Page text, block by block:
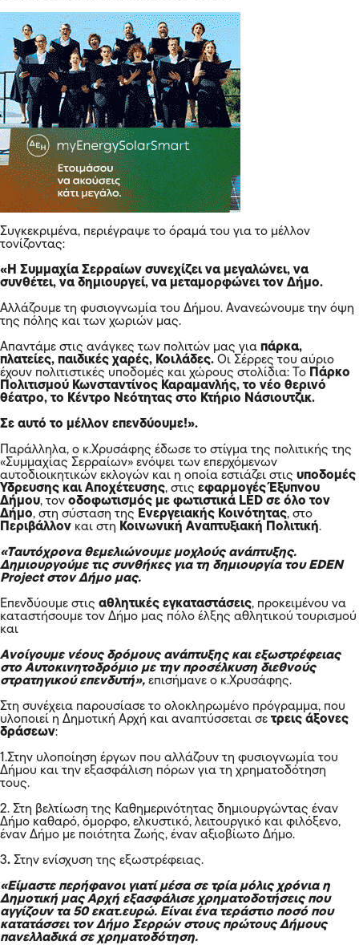
Συγκεκριμένα, περιέγραψε το όραμά του για το μέλλον
τονίζοντας:
«Η Συμμαχία Σερραίων συνεχίζει να μεγαλώνει, να
συνθέτει, να δημιουργεί, να μεταμορφώνει τον Δήμο.
Αλλάζουμε τη φυσιογνωμία του Δήμου. Ανανεώνουμε την όψη
της πόλης και των χωριών μας.
Απαντάμε στις ανάγκες των πολιτών μας για πάρκα,
πλατείες, παιδικές χαρές, Κοιλάδες. Οι Σέρρες του αύριο
έχουν πολιτιστικές υποδομές και χώρους στολίδια: Το Πάρκο
Πολιτισμού Κωνσταντίνος Καραμανλής, το νέο θερινό
θέατρο, το Κέντρο Νεότητας στο Κτήριο Νάσιουτζικ.
Σε αυτό το μέλλον επενδύουμε!».
Παράλληλα, ο κ.Χρυσάφης έδωσε το στίγμα της πολιτικής της
«Συμμαχίας Σερραίων» ενόψει των επερχόμενων
αυτοδιοικητικών εκλογών και η οποία εστιάζει στις υποδομές
Ύδρευσης και Αποχέτευσης, στις εφαρμογές Έξυπνου
Δήμου, τον οδοφωτισμός με φωτιστικά LED σε όλο τον
Δήμο, στη σύσταση της Ενεργειακής Κοινότητας, στο
Περιβάλλον και στη Κοινωνική Αναπτυξιακή Πολιτική.
«Ταυτόχρονα θεμελιώνουμε μοχλούς ανάπτυξης.
Δημιουργούμε τις συνθήκες για τη δημιουργία του EDEN
Project στον Δήμο μας.
Επενδύουμε στις αθλητικές εγκαταστάσεις, προκειμένου να
καταστήσουμε τον Δήμο μας πόλο έλξης αθλητικού τουρισμού
και
Ανοίγουμε νέους δρόμους ανάπτυξης και εξωστρέφειας
στο Αυτοκινητοδρόμιο με την προσέλκυση διεθνούς
στρατηγικού επενδυτή», επισήμανε ο κ.Χρυσάφης.
Στη συνέχεια παρουσίασε το ολοκληρωμένο πρόγραμμα, που
υλοποιεί η Δημοτική Αρχή και αναπτύσσεται σε τρεις άξονες
δράσεων:
1.Στην υλοποίηση έργων που αλλάζουν τη φυσιογνωμία του
Δήμου και την εξασφάλιση πόρων για τη χρηματοδότηση
τους.
2. Στη βελτίωση της Καθημερινότητας δημιουργώντας έναν
Δήμο καθαρό, όμορφο, ελκυστικό, λειτουργικό και φιλόξενο,
έναν Δήμο με ποιότητα Ζωής, έναν αξιοβίωτο Δήμο.
3. Στην ενίσχυση της εξωστρέφειας.
«Είμαστε περήφανοι γιατί μέσα σε τρία μόλις χρόνια η
Δημοτική μας Αρχή εξασφάλισε χρηματοδοτήσεις που
αγγίζουν τα 50 εκατ.ευρώ. Είναι ένα τεράστιο ποσό που
κατατάσσει τον Δήμο Σερρών στους πρώτους Δήμους
πανελλαδικά σε χρηματοδότηση.